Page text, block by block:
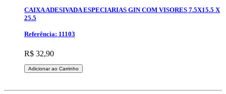
CAIXA ADESIVADA ESPECIARIAS GIN COM VISORES 7.5X15.5 X
25.5
Referência: 11103
R$ 32,90
Adicionar ao Carrinho